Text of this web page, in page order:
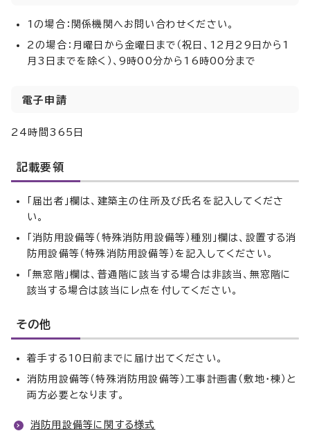
1の場合：関係機関へお問い合わせください。
2の場合：月曜日から金曜日まで（祝日、12月29日から1
月3日までを除く）、9時00分から16時00分まで
電子申請
24時間365日
記載要領
「届出者」欄は、建築主の住所及び氏名を記入してくださ
い。
「消防用設備等（特殊消防用設備等）種別」欄は、設置する消
防用設備等（特殊消防用設備等）を記入してください。
「無窓階」欄は、普通階に該当する場合は非該当、無窓階に
該当する場合は該当にレ点を付してください。
その他
着手する10日前までに届け出てください。
消防用設備等（特殊消防用設備等）工事計画書（敷地・棟）と
両方必要となります。
消防用設備等に関する様式